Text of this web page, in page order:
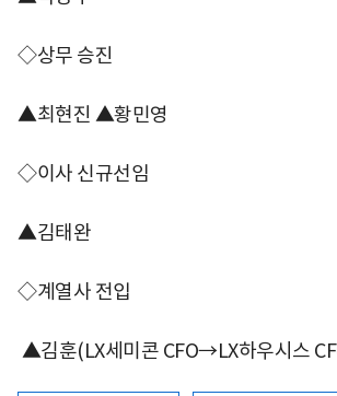
◇상무 승진
▲최현진 ▲황민영
◇이사 신규선임
▲김태완
◇계열사 전입
▲김훈(LX세미콘 CFO→LX하우시스